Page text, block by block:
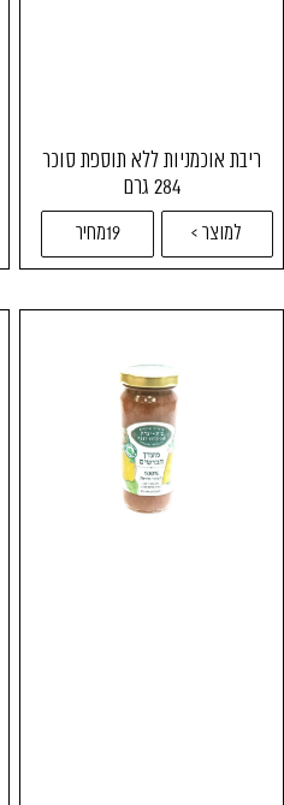
ריבת אוכמניות ללא תוספת סוכר
284 גרם
למוצר > 19מחיר